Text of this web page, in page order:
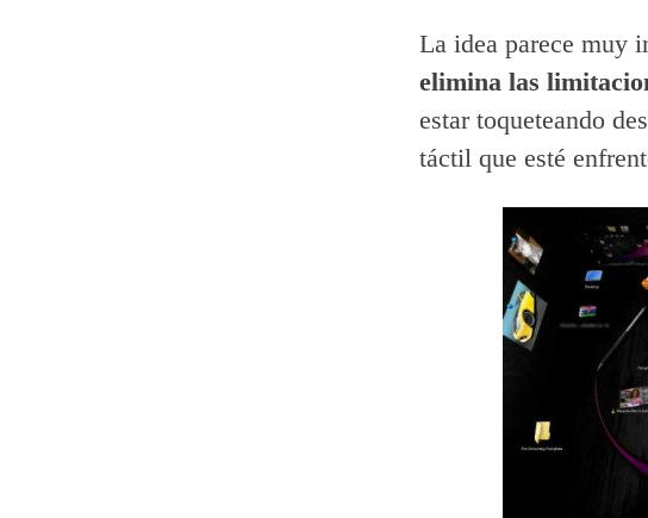
La idea parece muy
elimina las
estar toqueteando
táctil que esté